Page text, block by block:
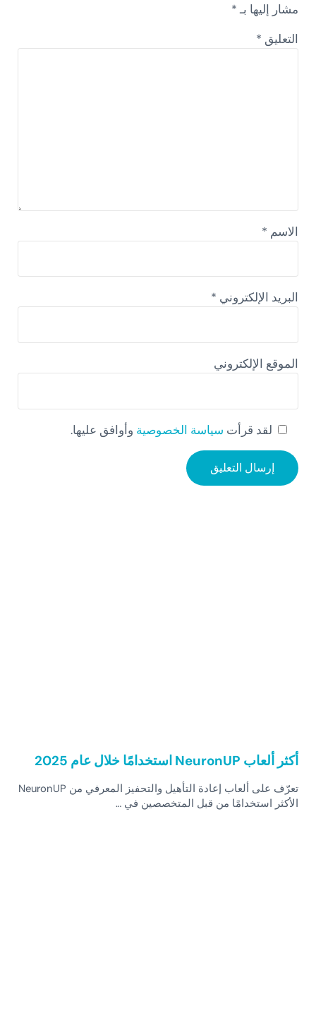
مشار إليها بـ*
التعليق *
الاسم *
البريد الإلكتروني *
الموقع الإلكتروني
لقد قرأت سياسة الخصوصية وأوافق عليها.
أكثر ألعاب NeuronUP استخدامًا خلال عام 2025
تعرّف على ألعاب إعادة التأهيل والتحفيز المعرفي من NeuronUP
الأكثر استخدامًا من قبل المتخصصين في …